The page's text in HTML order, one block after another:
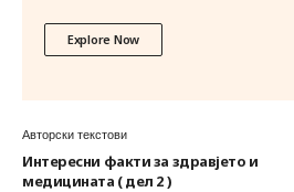
Explore Now
Авторски текстови
Интересни факти за здравјето и
медицината ( дел 2 )